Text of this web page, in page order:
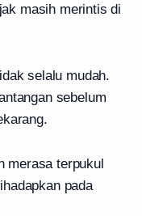
masih merintis di
selalu mudah.
sebelum
merasa terpukul
pada